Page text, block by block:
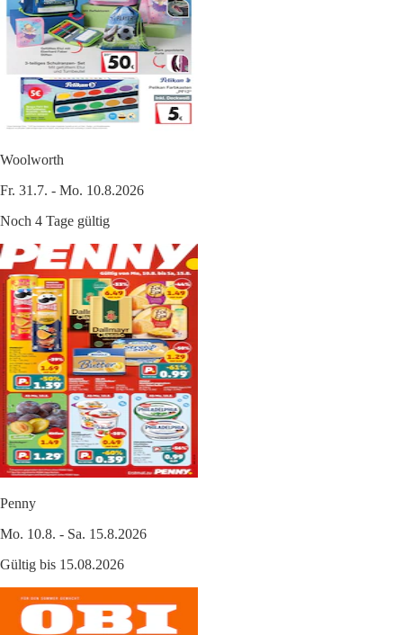
Woolworth
Fr. 31.7. - Mo. 10.8.2026
Noch 4 Tage gültig
Penny
Mo. 10.8. - Sa. 15.8.2026
Gültig bis 15.08.2026